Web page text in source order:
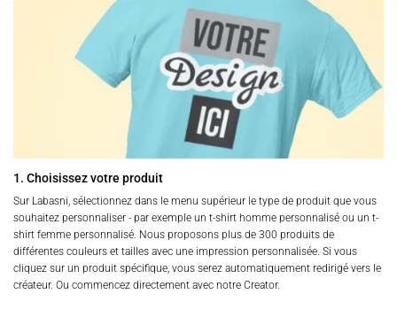
options
choisies
sur
options
choisies
page
du
1. Choisissez votre produit
Sur Labasni, sélectionnez dans le menu supérieur le type de produit que vous
souhaitez personnaliser - par exemple un t-shirt homme personnalisé ou un t-
shirt femme personnalisé. Nous proposons plus de 300 produits de
différentes couleurs et tailles avec une impression personnalisée. Si vous
cliquez sur un produit spécifique, vous serez automatiquement redirigé vers le
créateur. Ou commencez directement avec notre Creator.